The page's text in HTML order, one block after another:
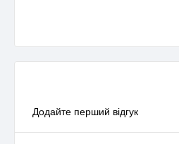
Додайте перший відгук